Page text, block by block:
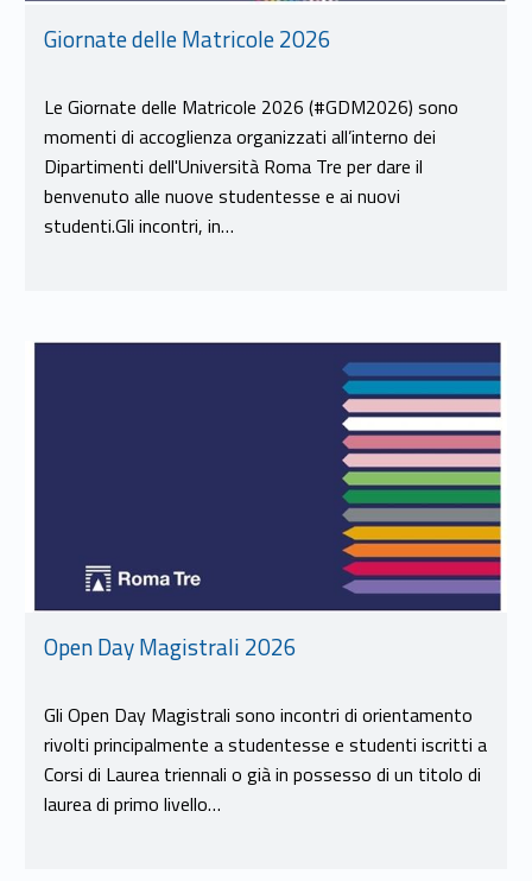
Giornate delle Matricole 2026
Le Giornate delle Matricole 2026 (#GDM2026) sono
momenti di accoglienza organizzati all’interno dei
Dipartimenti dell'Università Roma Tre per dare il
benvenuto alle nuove studentesse e ai nuovi
studenti.Gli incontri, in…
Link identifier #identifier__184320-9
Open Day Magistrali 2026
Gli Open Day Magistrali sono incontri di orientamento
rivolti principalmente a studentesse e studenti iscritti a
Corsi di Laurea triennali o già in possesso di un titolo di
laurea di primo livello…